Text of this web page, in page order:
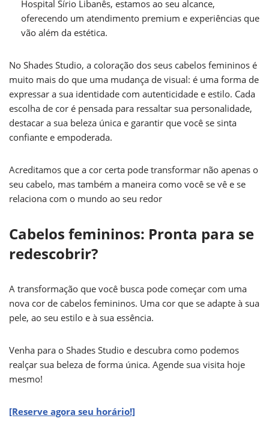
Hospital Sírio Libanês, estamos ao seu alcance,
oferecendo um atendimento premium e experiências que
vão além da estética.
No Shades Studio, a coloração dos seus cabelos femininos é
muito mais do que uma mudança de visual: é uma forma de
expressar a sua identidade com autenticidade e estilo. Cada
escolha de cor é pensada para ressaltar sua personalidade,
destacar a sua beleza única e garantir que você se sinta
confiante e empoderada.
Acreditamos que a cor certa pode transformar não apenas o
seu cabelo, mas também a maneira como você se vê e se
relaciona com o mundo ao seu redor
Cabelos femininos: Pronta para se
redescobrir?
A transformação que você busca pode começar com uma
nova cor de cabelos femininos. Uma cor que se adapte à sua
pele, ao seu estilo e à sua essência.
Venha para o Shades Studio e descubra como podemos
realçar sua beleza de forma única. Agende sua visita hoje
mesmo!
[Reserve agora seu horário!]